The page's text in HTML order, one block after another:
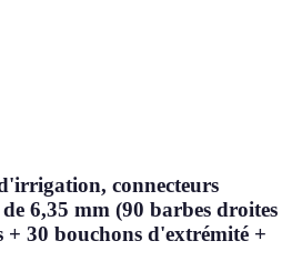
connecteurs
6,35 mm (90 barbes droites
+ 30 bouchons d'extrémité +